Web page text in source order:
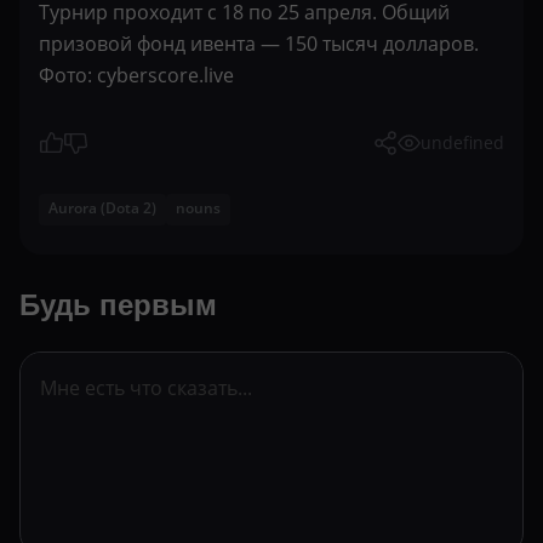
Турнир проходит с 18 по 25 апреля. Общий
призовой фонд ивента — 150 тысяч долларов.
Фото: cyberscore.live
undefined
Aurora (Dota 2) nouns
Будь первым